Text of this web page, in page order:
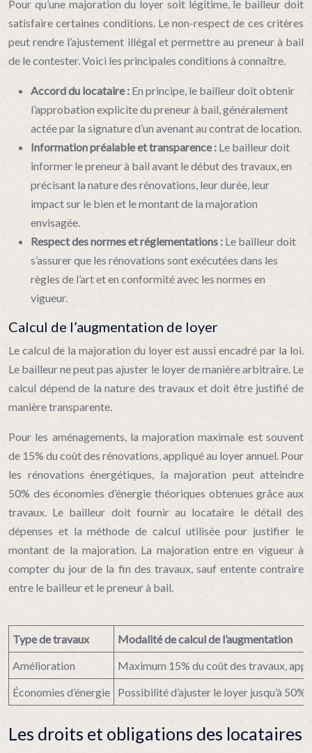
Pour qu’une majoration du loyer soit légitime, le bailleur doit
satisfaire certaines conditions. Le non-respect de ces critères
peut rendre l’ajustement illégal et permettre au preneur à bail
de le contester. Voici les principales conditions à connaître.
Accord du locataire : En principe, le bailleur doit obtenir
l’approbation explicite du preneur à bail, généralement
actée par la signature d’un avenant au contrat de location.
Information préalable et transparence : Le bailleur doit
informer le preneur à bail avant le début des travaux, en
précisant la nature des rénovations, leur durée, leur
impact sur le bien et le montant de la majoration
envisagée.
Respect des normes et réglementations : Le bailleur doit
s’assurer que les rénovations sont exécutées dans les
règles de l’art et en conformité avec les normes en
vigueur.
Calcul de l’augmentation de loyer
Le calcul de la majoration du loyer est aussi encadré par la loi.
Le bailleur ne peut pas ajuster le loyer de manière arbitraire. Le
calcul dépend de la nature des travaux et doit être justifié de
manière transparente.
Pour les aménagements, la majoration maximale est souvent
de 15% du coût des rénovations, appliqué au loyer annuel. Pour
les rénovations énergétiques, la majoration peut atteindre
50% des économies d’énergie théoriques obtenues grâce aux
travaux. Le bailleur doit fournir au locataire le détail des
dépenses et la méthode de calcul utilisée pour justifier le
montant de la majoration. La majoration entre en vigueur à
compter du jour de la fin des travaux, sauf entente contraire
entre le bailleur et le preneur à bail.
Type de travaux
Modalité de calcul de l’augmentation
Amélioration
Maximum 15% du coût des travaux,
Économies d’énergie
Possibilité d’ajuster le loyer jusqu’à 50%
Les droits et obligations des locataires